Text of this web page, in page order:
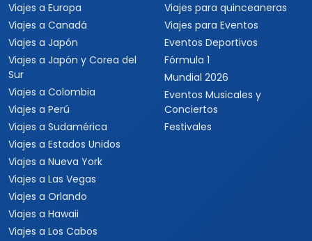
Viajes a Europa
Viajes a Canadá
Viajes a Japón
Viajes a Japón y Corea del
Sur
Viajes a Colombia
Viajes a Perú
Viajes a Sudamérica
Viajes a Estados Unidos
Viajes a Nueva York
Viajes a Las Vegas
Viajes a Orlando
Viajes a Hawaii
Viajes a Los Cabos
Viajes para quinceaneras
Viajes para Eventos
Eventos Deportivos
Fórmula 1
Mundial 2026
Eventos Musicales y
Conciertos
Festivales